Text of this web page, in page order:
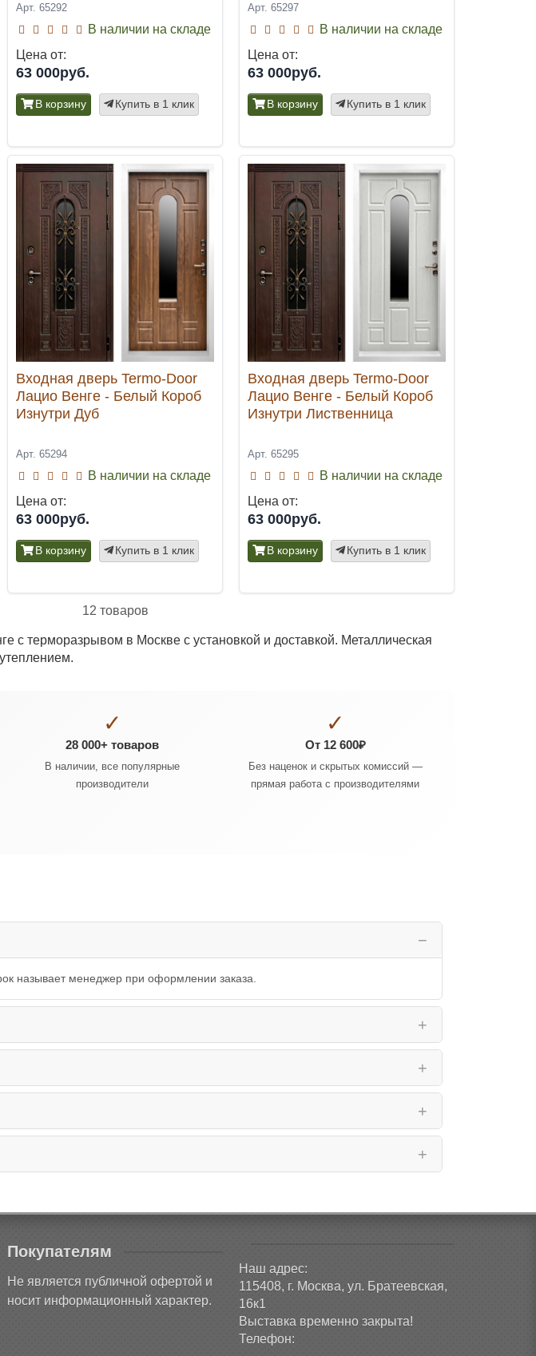
Арт. 65292
В наличии на складе
Цена от:
63 000руб.
В корзину Купить в 1 клик
Арт. 65297
В наличии на складе
Цена от:
63 000руб.
В корзину Купить в 1 клик
Входная дверь Termo-Door
Лацио Венге - Белый Короб
Изнутри Дуб
Арт. 65294
В наличии на складе
Цена от:
63 000руб.
В корзину Купить в 1 клик
Входная дверь Termo-Door
Лацио Венге - Белый Короб
Изнутри Лиственница
Арт. 65295
В наличии на складе
Цена от:
63 000руб.
В корзину Купить в 1 клик
12 товаров
с терморазрывом в Москве с установкой и доставкой. Металлическая
✓
28 000+ товаров
В наличии, все популярные
производители
✓
От 12 600₽
Без наценок и скрытых комиссий —
прямая работа с производителями
называет менеджер при оформлении заказа.
Покупателям
Не является публичной офертой и
носит информационный характер.
Наш адрес:
115408, г. Москва, ул. Братеевская,
16к1
Выставка временно закрыта!
Телефон: